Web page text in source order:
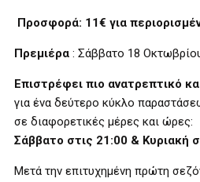
Προσφορά: 11€ για
Πρεμιέρα : Σάββατο 18
Επιστρέφει πιο ανατρεπτικό
για ένα δεύτερο κύκλο
σε διαφορετικές μέρες και ώρες:
Σάββατο στις 21:00 & Κυριακή
Μετά την επιτυχημένη πρώτη